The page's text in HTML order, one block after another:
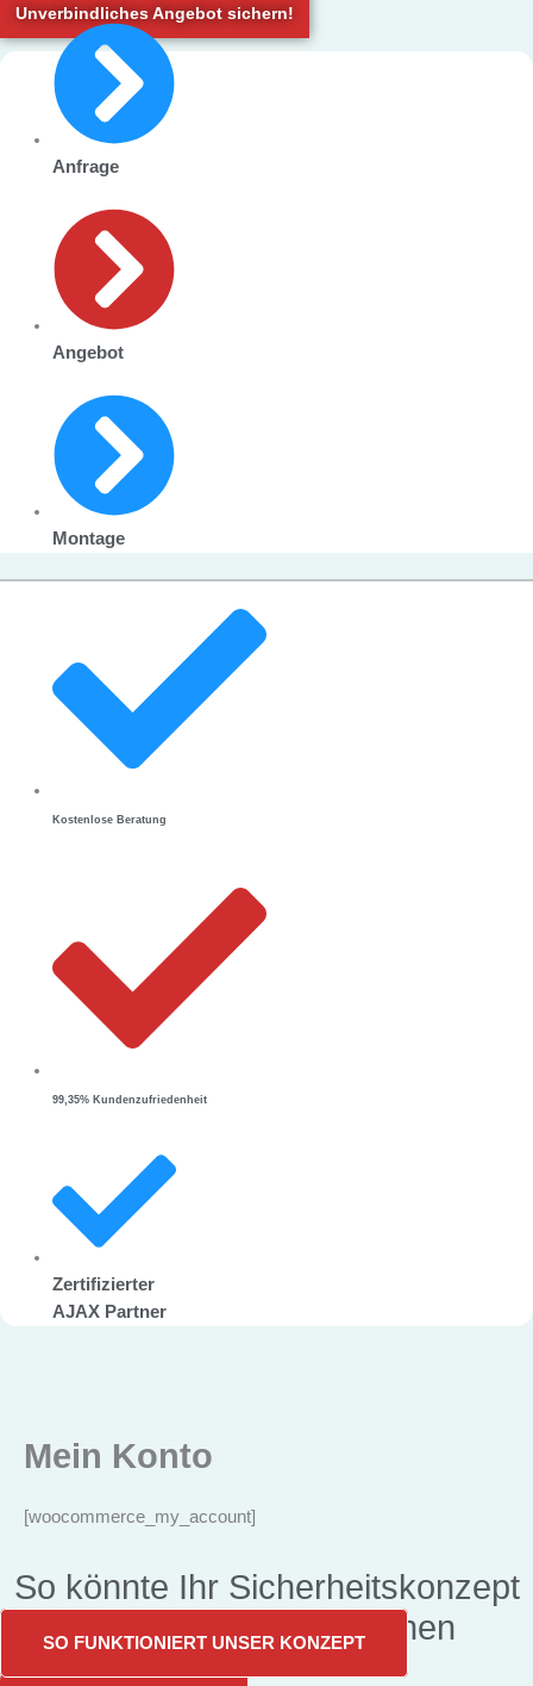
Unverbindliches Angebot sichern!
Anfrage
Angebot
Montage
Kostenlose Beratung
99,35% Kundenzufriedenheit
Zertifizierter
AJAX Partner
Mein Konto
[woocommerce_my_account]
So könnte Ihr Sicherheitskonzept
von LiveAlarm aussehen
SO FUNKTIONIERT UNSER KONZEPT